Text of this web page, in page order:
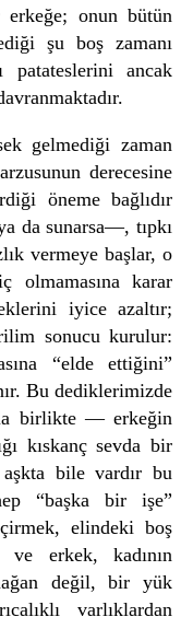
onun bütün
şu boş zamanı
patateslerini ancak
gelmediği zaman
derecesine
öneme bağlıdır
da sunarsa—, tıpkı
vermeye başlar, o
olmamasına karar
iyice azaltır;
sonucu kurulur:
“elde ettiğini”
Bu dediklerimizde
birlikte — erkeğin
kıskanç sevda bir
bile vardır bu
“başka bir işe”
elindeki boş
ve erkek, kadının
değil, bir yük
varlıklardan